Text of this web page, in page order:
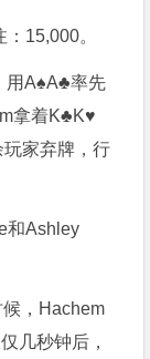
15,000。
用A♠A♣率先
拿着K♣K♥
家弃牌，行
和Ashley
，Hachem
几秒钟后，